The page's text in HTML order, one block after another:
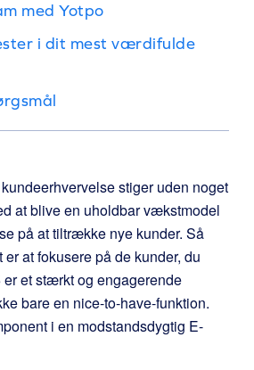
med Yotpo
i dit mest værdifulde
stiger uden noget
at blive en uholdbar vækstmodel
på at tiltrække nye kunder. Så
at fokusere på de kunder, du
er et stærkt og engagerende
bare en nice-to-have-funktion.
i en modstandsdygtig E-